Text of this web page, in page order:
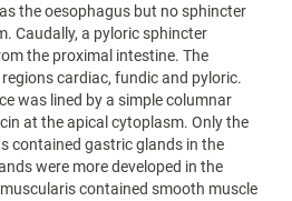
the oesophagus but no sphincter
Caudally, a pyloric sphincter
the proximal intestine. The
cardiac, fundic and pyloric.
was lined by a simple columnar
at the apical cytoplasm. Only the
contained gastric glands in the
were more developed in the
contained smooth muscle